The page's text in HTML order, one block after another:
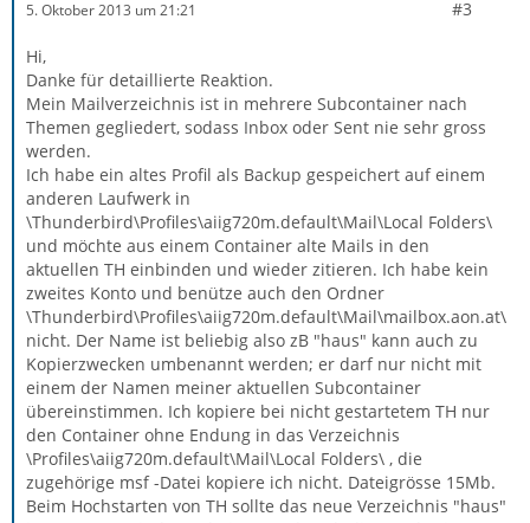
5. Oktober 2013 um 21:21 #3
Hi,
Danke für detaillierte Reaktion.
Mein Mailverzeichnis ist in mehrere Subcontainer nach
Themen gegliedert, sodass Inbox oder Sent nie sehr gross
werden.
Ich habe ein altes Profil als Backup gespeichert auf einem
anderen Laufwerk in
\Thunderbird\Profiles\aiig720m.default\Mail\Local Folders\
und möchte aus einem Container alte Mails in den
aktuellen TH einbinden und wieder zitieren. Ich habe kein
zweites Konto und benütze auch den Ordner
\Thunderbird\Profiles\aiig720m.default\Mail\mailbox.aon.at\
nicht. Der Name ist beliebig also zB "haus" kann auch zu
Kopierzwecken umbenannt werden; er darf nur nicht mit
einem der Namen meiner aktuellen Subcontainer
übereinstimmen. Ich kopiere bei nicht gestartetem TH nur
den Container ohne Endung in das Verzeichnis
\Profiles\aiig720m.default\Mail\Local Folders\ , die
zugehörige msf -Datei kopiere ich nicht. Dateigrösse 15Mb.
Beim Hochstarten von TH sollte das neue Verzeichnis "haus"